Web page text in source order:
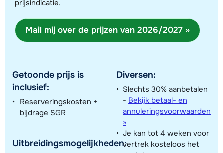
Toon alle accommodaties in dit gebied
Deze kaart geeft een indicatie van de ligging van onze accommodaties. De
exacte locatie kan enigszins afwijken.
prijsindicatie.
Mail mij over de prijzen van 2026/2027 »
Getoonde prijs is
inclusief:
Reserveringskosten +
bijdrage SGR
Uitbreidingsmogelijkheden:
Diversen:
Slechts 30% aanbetalen
- Bekijk betaal- en
annuleringsvoorwaarden
»
Je kan tot 4 weken voor
vertrek kosteloos het